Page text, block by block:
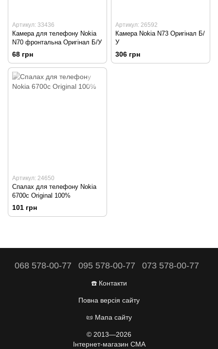
Артикул: 33436
Камера для телефону Nokia
N70 фронтальна Оригінал Б/У
68 грн
Артикул: 26592
Камера Nokia N73 Оригінал Б/
У
306 грн
Артикул: 24650
Спалах для телефону Nokia
6700c Original 100%
101 грн
068 578-00-77 095 578-00-77 073 578-00-77
☎️ Контакти
Повна версія сайту
📜 Мапа сайту
© 2013—2026
Інтернет-магазин CMA